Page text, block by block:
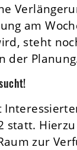
am
steht
Planung.
statt.
zur